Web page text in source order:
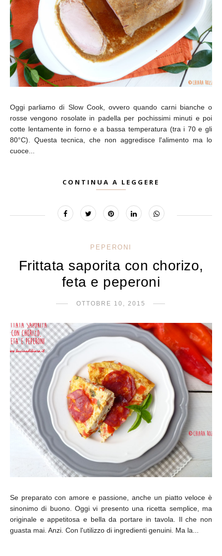
Oggi parliamo di Slow Cook, ovvero quando carni bianche o
rosse vengono rosolate in padella per pochissimi minuti e poi
cotte lentamente in forno e a bassa temperatura (tra i 70 e gli
80°C). Questa tecnica, che non aggredisce l'alimento ma lo
cuoce...
CONTINUA A LEGGERE
PEPERONI
Frittata saporita con chorizo,
feta e peperoni
OTTOBRE 10, 2015
Se preparato con amore e passione, anche un piatto veloce è
sinonimo di buono. Oggi vi presento una ricetta semplice, ma
originale e appetitosa e bella da portare in tavola. Il che non
guasta mai. Anzi. Con l'utilizzo di ingredienti genuini. Ma la...